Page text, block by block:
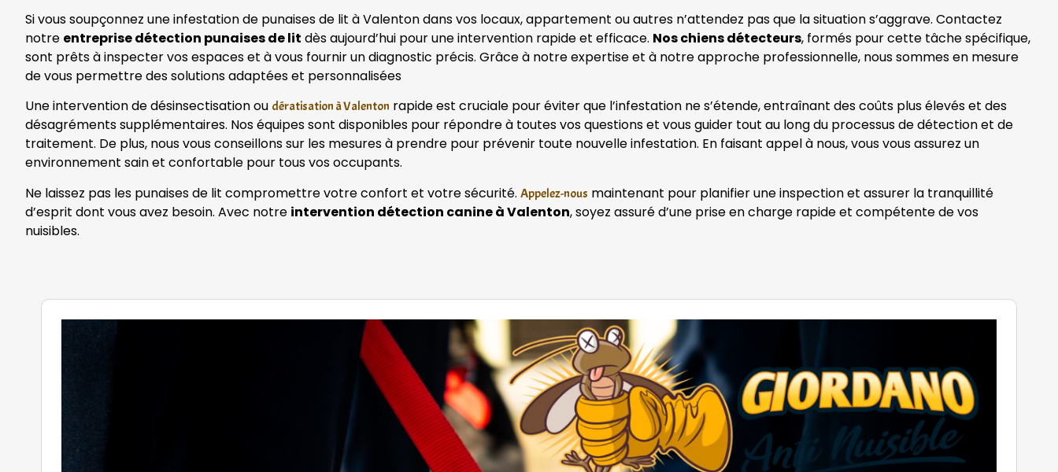
Si vous soupçonnez une infestation de punaises de lit à Valenton dans vos locaux, appartement ou autres n’attendez pas que la situation s’aggrave. Contactez
notre entreprise détection punaises de lit dès aujourd’hui pour une intervention rapide et efficace. Nos chiens détecteurs, formés pour cette tâche spécifique,
sont prêts à inspecter vos espaces et à vous fournir un diagnostic précis. Grâce à notre expertise et à notre approche professionnelle, nous sommes en mesure
de vous permettre des solutions adaptées et personnalisées
Une intervention de désinsectisation ou dératisation à Valenton rapide est cruciale pour éviter que l’infestation ne s’étende, entraînant des coûts plus élevés et des
désagréments supplémentaires. Nos équipes sont disponibles pour répondre à toutes vos questions et vous guider tout au long du processus de détection et de
traitement. De plus, nous vous conseillons sur les mesures à prendre pour prévenir toute nouvelle infestation. En faisant appel à nous, vous vous assurez un
environnement sain et confortable pour tous vos occupants.
Ne laissez pas les punaises de lit compromettre votre confort et votre sécurité. Appelez-nous maintenant pour planifier une inspection et assurer la tranquillité
d’esprit dont vous avez besoin. Avec notre intervention détection canine à Valenton, soyez assuré d’une prise en charge rapide et compétente de vos
nuisibles.